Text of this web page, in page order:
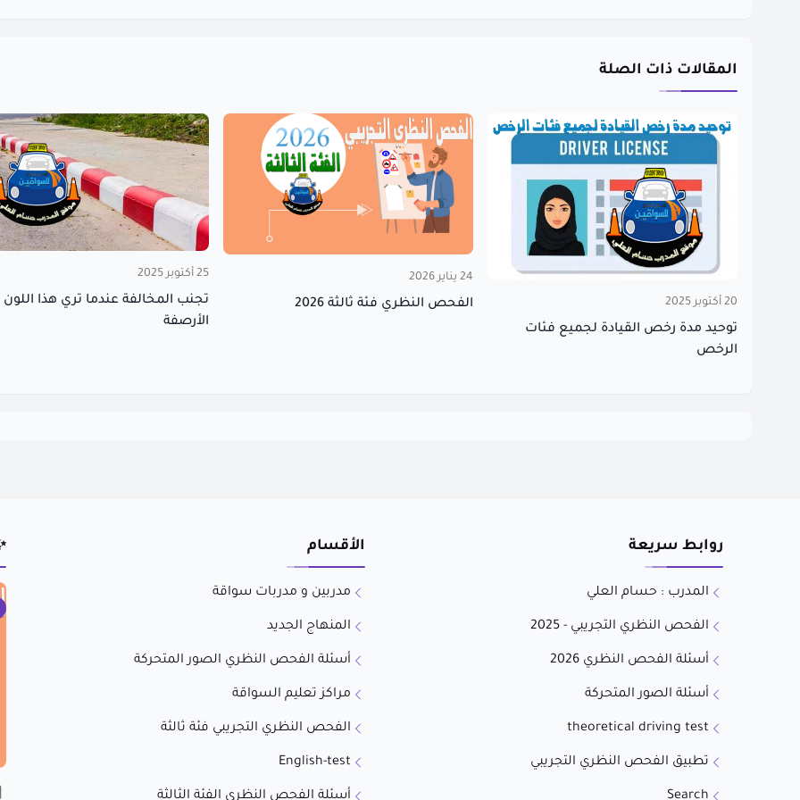
المقالات ذات الصلة
20 أكتوبر 2025
توحيد مدة رخص القيادة لجميع فئات
الرخص
24 يناير 2026
الفحص النظري فئة ثالثة 2026
25 أكتوبر 2025
تجنب المخالفة عندما تري هذا
الأرصفة
روابط سريعة
المدرب : حسام العلي
الفحص النظري التجريبي - 2025
أسئلة الفحص النظري 2026
أسئلة الصور المتحركة
theoretical driving test
تطبيق الفحص النظري التجريبي
Search
الأقسام
مدربين و مدربات سواقة
المنهاج الجديد
أسئلة الفحص النظري الصور المتحركة
مراكز تعليم السواقة
الفحص النظري التجريبي فئة ثالثة
English-test
أسئلة الفحص النظري الفئة الثالثة